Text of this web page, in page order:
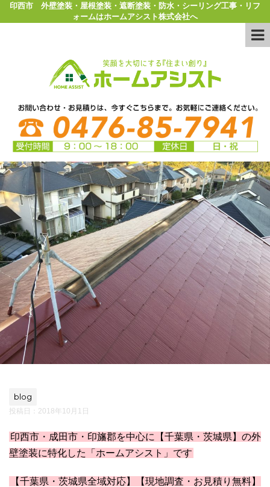
印西市 外壁塗装・屋根塗装・遮断塗装・防水・シーリング工事・リフ
ォームはホームアシスト株式会社へ
blog
投稿日： 2018年10月1日
印西市・成田市・印旛郡を中心に【千葉県・茨城県】の外
壁塗装に特化した「ホームアシスト」です
【千葉県・茨城県全域対応】【現地調査・お見積り無料】